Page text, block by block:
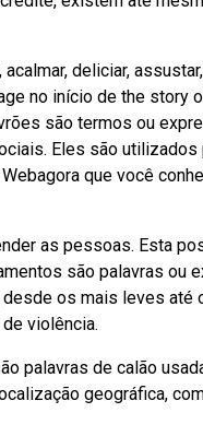
deliciar,
no início de the story
são termos ou
Eles são
que você
as pessoas. Esta
são palavras ou
os mais leves
violência.
palavras de calão
geográfica,